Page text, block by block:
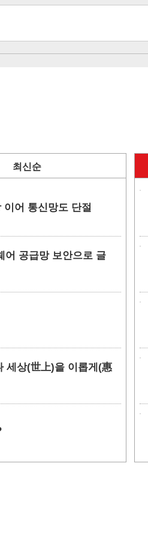
최신순
어 통신망도 단절
어 공급망 보안으로 글
세상(世上)을 이롭게(惠